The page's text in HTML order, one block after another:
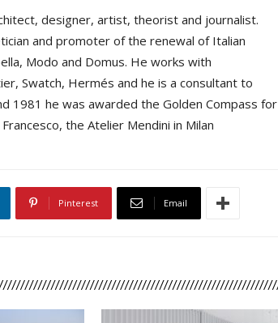
designer, artist, theorist and journalist.
and promoter of the renewal of Italian
Modo and Domus. He works with
Swatch, Hermés and he is a consultant to
1981 he was awarded the Golden Compass for
the Atelier Mendini in Milan
Pinterest Email